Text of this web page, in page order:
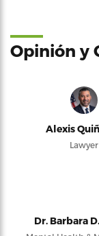
Opinión y
Alexis
Lawyer
Dr. Barbara